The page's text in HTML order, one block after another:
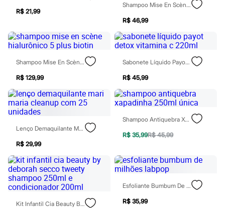
Leggings
Tops
Moda íntima
Calcinhas
Cintas e Modeladores
Meias
Pijamas
Sutiãs e Tops
Moda praia
Biquínis
Maiôs
Personagens
Plus size
Blusas e Camisetas
Calças
Casacos e Jaquetas
Jeans
Moda esportiva
Shorts e Saias
Vestidos
R$ 21,99
Shampoo Mise En Scène Damage Care Red Protein 200ml
R$ 46,99
Shampoo Mise En Scène Hialurônico 5 Plus Biotin
R$ 129,99
Sabonete Líquido Payot Detox Vitamina C 220ml
R$ 45,99
Lenço Demaquilante Mari Maria Cleanup Com 25 Unidades
R$ 29,99
Shampoo Antiquebra Xapadinha 250ml Única
R$ 35,99R$ 45,99
Kit Infantil Cia Beauty By Deborah Secco Tweety Shampoo 250ml E Condicionador 200ml
Esfoliante Bumbum De Milhões Labpop
R$ 35,99